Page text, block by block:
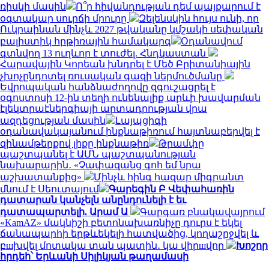
ռիսկի մասին
Ո՞ր հիվանդության դեմ պայքարում է
օգտակար սուրճի մրուրը
Զելենսկին հույս ունի, որ
Ուկրաինան մինչև 2027 թվականը կմշակի սեփական
բալիստիկ հրթիռային համակարգ
Օդանավում
գտնվող 13 ուղևոր է տուժել. Հնդկաստան
Հարավային Կորեան խնդրել է Մեծ Բրիտանիային
չխոչընդոտել ռուսական գազի ներմուծմանը
Եվրոպական հանձնաժողովը զգուշացրել է
օգոստոսի 12-ին տեղի ունենալիք արևի խավարման
էլեկտրաէներգիայի արտադրության վրա
ազդեցության մասին
Լայպցիգի
օդանավակայանում ինքնաթիռում հայտնաբերվել է
զինամթերքով լիքը ինքնաթիռ
Թրամփը
պաշտպանել է ԱՄՆ պաշտպանության
նախարարին․ «Չափազանց գոհ եմ նրա
աշխատանքից»
Մինչև հինգ հազար միգրանտ
մնում է Սեուտայում
Գարեգին Բ Վեփահառին
դատարան կանչելն անընդունելի է եւ
դատապարտելի. Արամ Ա
Գարգառ բնակավայրում
«KamAZ» մակնիշի բետոնախառնիչը դուրս է եկել
ճանապարհի երթևեկելի հատվածից, կողաշրջվել և
բшխվել մոտակա տան պատին․ կա վիրшվոր
Խոշոր
հրդեհ՝ Երևանի Սիլիկյան թաղամասի